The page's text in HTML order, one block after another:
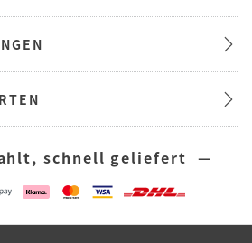
schnell geliefert —